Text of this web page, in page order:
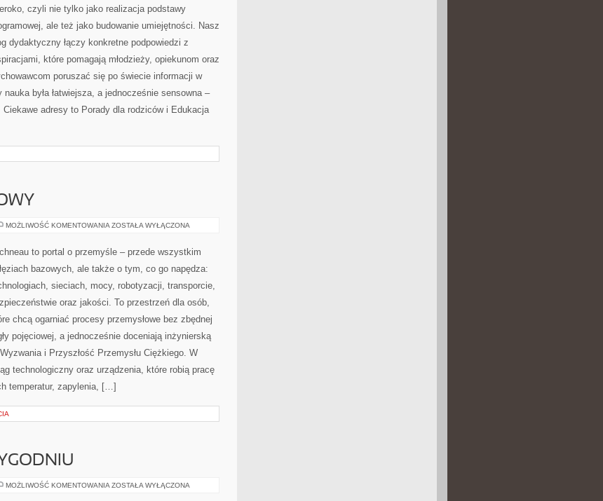
czyli nie tylko jako realizacja podstawy
ale też jako budowanie umiejętności. Nasz
dydaktyczny łączy konkretne podpowiedzi z
które pomagają młodzieży, opiekunom oraz
poruszać się po świecie informacji w
była łatwiejsza, a jednocześnie sensowna –
adresy to Porady dla rodziców i Edukacja
MOŻLIWOŚĆ KOMENTOWANIA PRZEMYSŁ
ZOSTAŁA WYŁĄCZONA
to portal o przemyśle – przede wszystkim
bazowych, ale także o tym, co go napędza:
sieciach, mocy, robotyzacji, transporcie,
oraz jakości. To przestrzeń dla osób,
chcą ogarniać procesy przemysłowe bez zbędnej
pojęciowej, a jednocześnie doceniają inżynierską
i Przyszłość Przemysłu Ciężkiego. W
technologiczny oraz urządzenia, które robią pracę
temperatur, zapylenia, […]
MOŻLIWOŚĆ KOMENTOWANIA CIĄŻA
ZOSTAŁA WYŁĄCZONA